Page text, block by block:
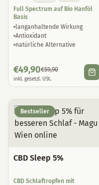
Full Spectrum auf Bio Hanföl
Basis
langanhaltende Wirkung
Antioxidant
natürliche Alternative
€49,90€59,90
inkl. gesetzl. USt.
Bestseller
CBD Sleep 5%
CBD Schlaftropfen mit